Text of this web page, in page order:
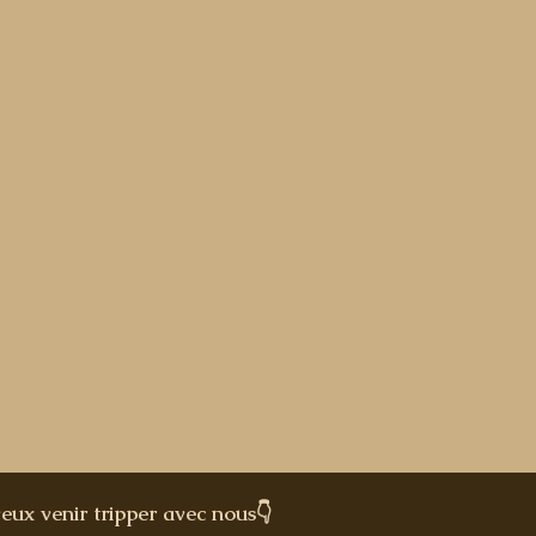
venir tripper avec nous👇